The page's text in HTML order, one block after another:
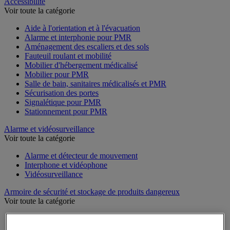
Voir toute la catégorie
Aide à l'orientation et à l'évacuation
Alarme et interphonie pour PMR
Aménagement des escaliers et des sols
Fauteuil roulant et mobilité
Mobilier d'hébergement médicalisé
Mobilier pour PMR
Salle de bain, sanitaires médicalisés et PMR
Sécurisation des portes
Signalétique pour PMR
Stationnement pour PMR
Alarme et vidéosurveillance
Voir toute la catégorie
Alarme et détecteur de mouvement
Interphone et vidéophone
Vidéosurveillance
Armoire de sécurité et stockage de produits dangereux
Voir toute la catégorie